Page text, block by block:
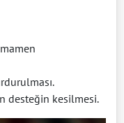
desteğin kesilmesi.